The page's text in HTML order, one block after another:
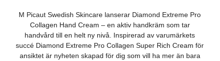
M Picaut Swedish Skincare lanserar Diamond Extreme Pro
Collagen Hand Cream – en aktiv handkräm som tar
handvård till en helt ny nivå. Inspirerad av varumärkets
succé Diamond Extreme Pro Collagen Super Rich Cream för
ansiktet är nyheten skapad för dig som vill ha mer än bara